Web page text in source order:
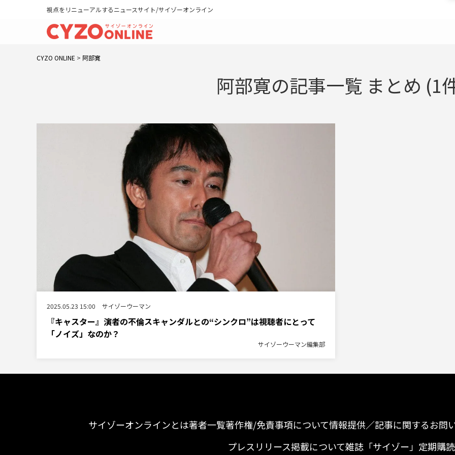
視点をリニューアルするニュースサイト/サイゾーオンライン
CYZO ONLINE > 阿部寛
阿部寛の記事一覧 まとめ (1
2025.05.23 15:00 サイゾーウーマン
『キャスター』演者の不倫スキャンダルとの“シンクロ”は視聴者にとって
「ノイズ」なのか？
サイゾーウーマン編集部
サイゾーオンラインとは著者一覧著作権/免責事項について情報提供／記事に関するお問
プレスリリース掲載について雑誌「サイゾー」定期購読